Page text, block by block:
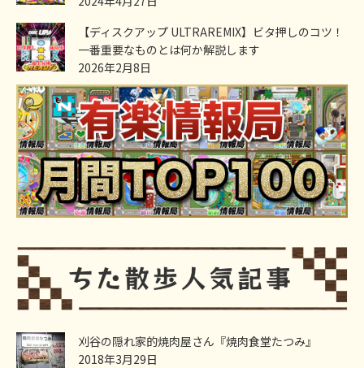
【ディスクアップ ULTRAREMIX】ビタ押しのコツ！
一番重要なものとは何か解説します
2026年2月8日
刈谷の隠れ家的焼肉屋さん『焼肉食堂たつみ』
2018年3月29日